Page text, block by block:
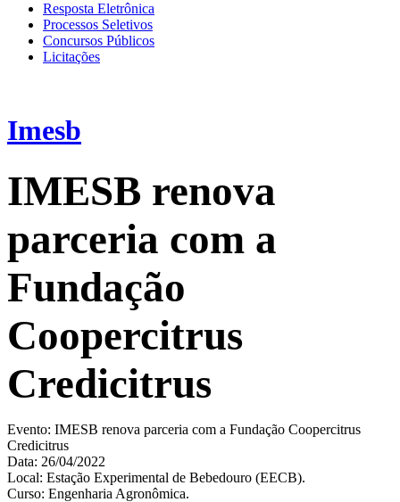
Resposta Eletrônica
Processos Seletivos
Concursos Públicos
Licitações
Imesb
IMESB renova
parceria com a
Fundação
Coopercitrus
Credicitrus
Evento: IMESB renova parceria com a Fundação Coopercitrus
Credicitrus
Data: 26/04/2022
Local: Estação Experimental de Bebedouro (EECB).
Curso: Engenharia Agronômica.